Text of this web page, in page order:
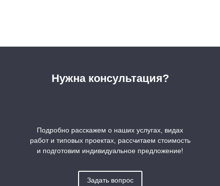
Нужна консультация?
Подробно расскажем о наших услугах, видах
работ и типовых проектах, рассчитаем стоимость
и подготовим индивидуальное предложение!
Задать вопрос